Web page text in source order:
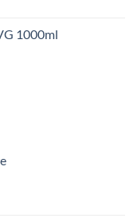
1000ml